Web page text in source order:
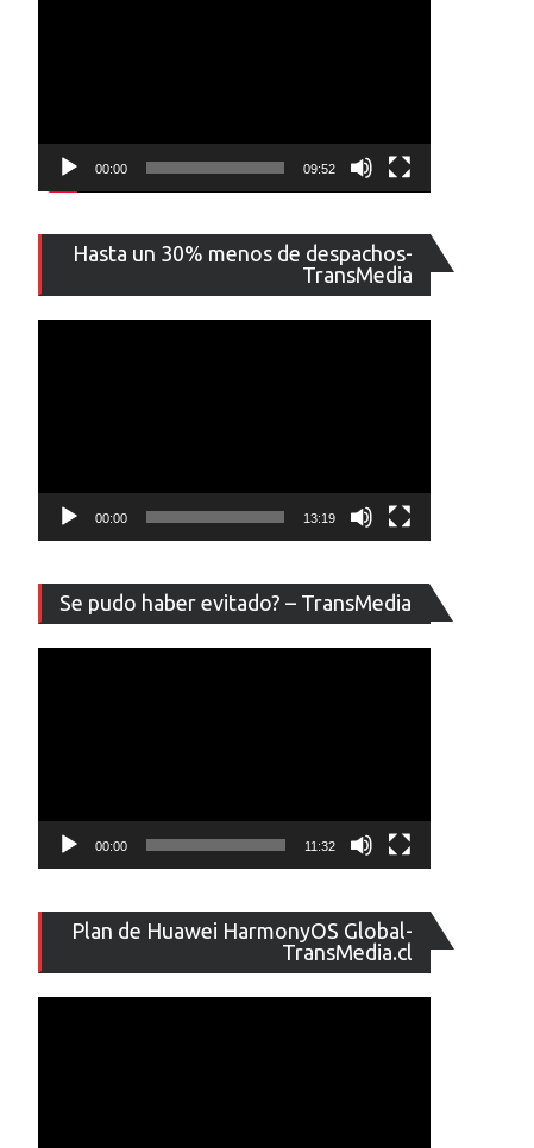
00:00 09:52
Hasta un 30% menos de despachos-
TransMedia
de
vídeo
00:00 13:19
Se pudo haber evitado? – TransMedia
de
vídeo
00:00 11:32
Plan de Huawei HarmonyOS Global-
TransMedia.cl
de
vídeo